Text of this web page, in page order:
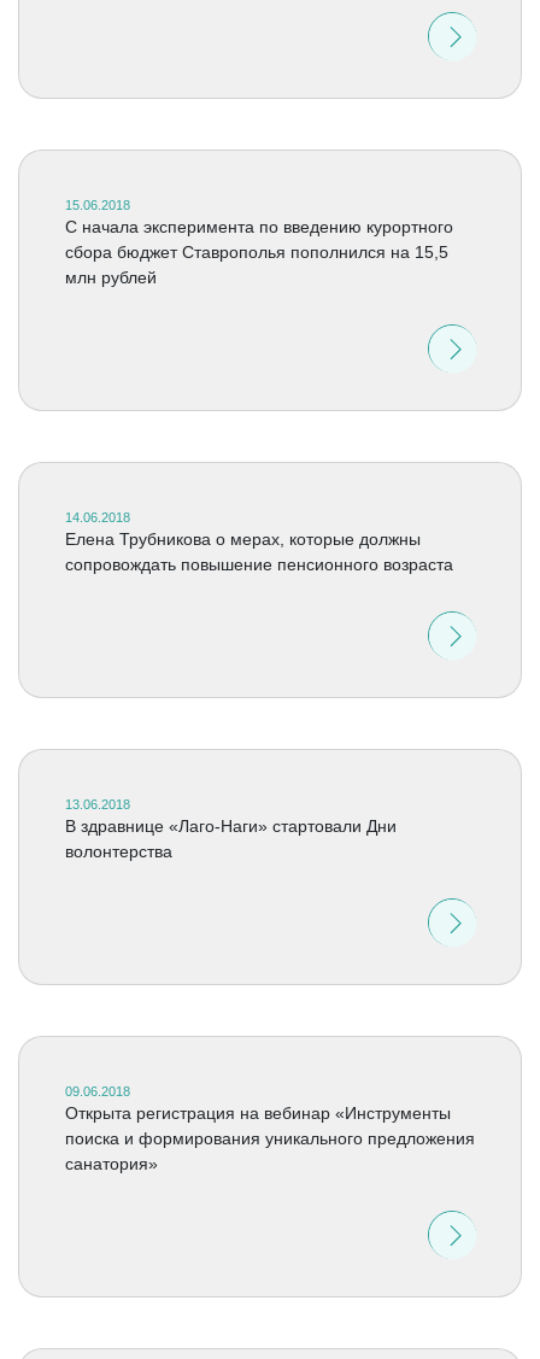
15.06.2018
С начала эксперимента по введению курортного
сбора бюджет Ставрополья пополнился на 15,5
млн рублей
14.06.2018
Елена Трубникова о мерах, которые должны
сопровождать повышение пенсионного возраста
13.06.2018
В здравнице «Лаго-Наги» стартовали Дни
волонтерства
09.06.2018
Открыта регистрация на вебинар «Инструменты
поиска и формирования уникального предложения
санатория»